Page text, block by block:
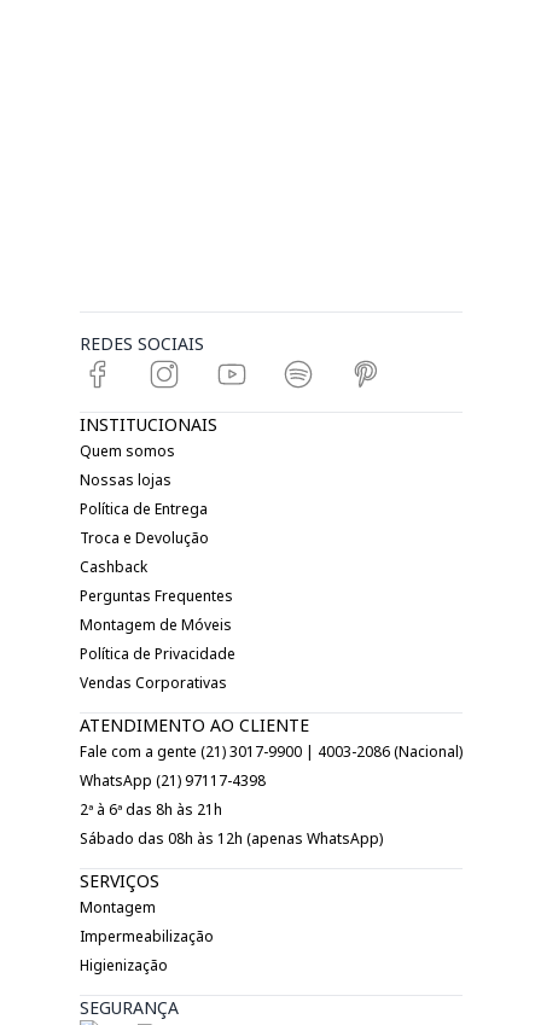
REDES SOCIAIS
INSTITUCIONAIS
Quem somos
Nossas lojas
Política de Entrega
Troca e Devolução
Cashback
Perguntas Frequentes
Montagem de Móveis
Política de Privacidade
Vendas Corporativas
ATENDIMENTO AO CLIENTE
Fale com a gente (21) 3017-9900 | 4003-2086 (Nacional)
WhatsApp (21) 97117-4398
2ª à 6ª das 8h às 21h
Sábado das 08h às 12h (apenas WhatsApp)
SERVIÇOS
Montagem
Impermeabilização
Higienização
SEGURANÇA